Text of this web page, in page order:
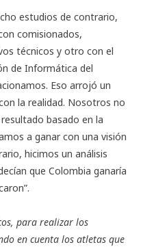
estudios de contrario,
comisionados,
técnicos y otro con el
de Informática del
Eso arrojó un
la realidad. Nosotros no
basado en la
a ganar con una visión
hicimos un análisis
que Colombia ganaría
para realizar los
en cuenta los atletas que